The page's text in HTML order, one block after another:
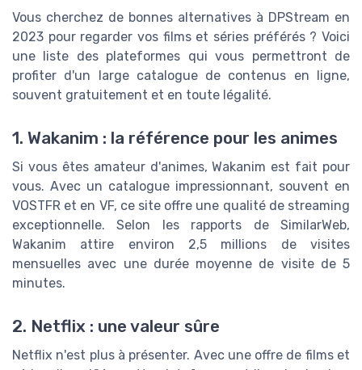
Vous cherchez de bonnes alternatives à DPStream en
2023 pour regarder vos films et séries préférés ? Voici
une liste des plateformes qui vous permettront de
profiter d'un large catalogue de contenus en ligne,
souvent gratuitement et en toute légalité.
1. Wakanim : la référence pour les animes
Si vous êtes amateur d'animes, Wakanim est fait pour
vous. Avec un catalogue impressionnant, souvent en
VOSTFR et en VF, ce site offre une qualité de streaming
exceptionnelle. Selon les rapports de SimilarWeb,
Wakanim attire environ 2,5 millions de visites
mensuelles avec une durée moyenne de visite de 5
minutes.
2. Netflix : une valeur sûre
Netflix n'est plus à présenter. Avec une offre de films et